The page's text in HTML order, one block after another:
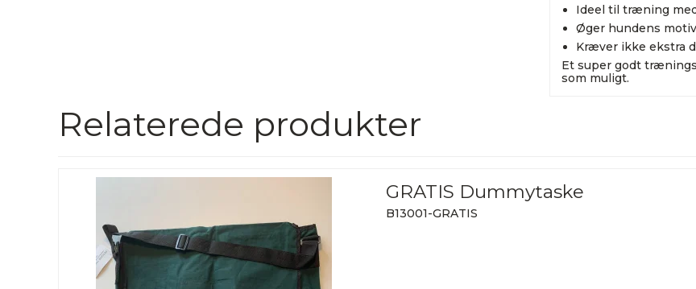
Ideel til træning
Øger hundens
Kræver ikke ekstra
Et super godt
som muligt.
Relaterede produkter
GRATIS Dummytaske
B13001-GRATIS